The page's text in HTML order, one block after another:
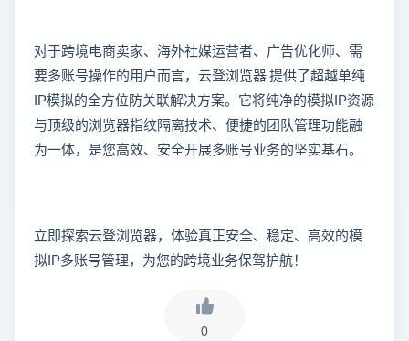
对于跨境电商卖家、海外社媒运营者、广告优化师、需
要多账号操作的用户而言，云登浏览器 提供了超越单纯
IP模拟的全方位防关联解决方案。它将纯净的模拟IP资源
与顶级的浏览器指纹隔离技术、便捷的团队管理功能融
为一体，是您高效、安全开展多账号业务的坚实基石。
立即探索云登浏览器，体验真正安全、稳定、高效的模
拟IP多账号管理，为您的跨境业务保驾护航！
0